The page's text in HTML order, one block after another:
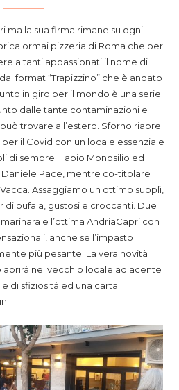
ma la sua firma rimane su ogni
ormai pizzeria di Roma che per
a tanti appassionati il nome di
format “Trapizzino” che è andato
in giro per il mondo è una serie
dalle tante contaminazioni e
trovare all’estero. Sforno riapre
il Covid con un locale essenziale
di sempre: Fabio Monosilio ed
Daniele Pace, mentre co-titolare
Assaggiamo un ottimo supplì,
di bufala, gustosi e croccanti. Due
e l’ottima AndriaCapri con
anche se l’impasto
più pesante. La vera novità
aprirà nel vecchio locale adiacente
di sfiziosità ed una carta